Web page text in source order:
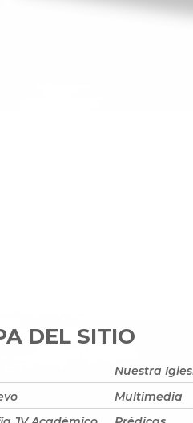
DEL SITIO
Nuestra
Multimedia